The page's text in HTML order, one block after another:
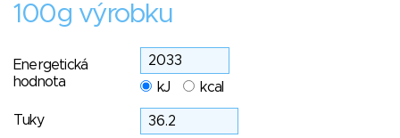
100g výrobku
Energetická
hodnota
kJ kcal
Tuky